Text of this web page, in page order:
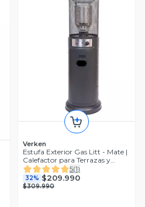
Verken
Estufa Exterior Gas Litt - Mate |
Calefactor para Terrazas y
Patios
5(1)
32% $209.990
$309.990